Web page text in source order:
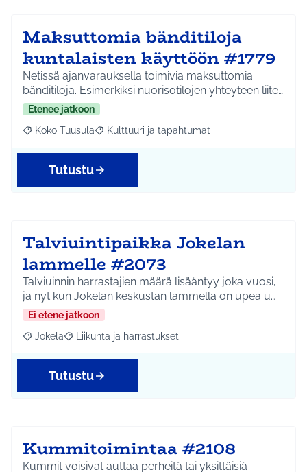
Maksuttomia bänditiloja
kuntalaisten käyttöön #1779
Netissä ajanvarauksella toimivia maksuttomia
bänditiloja. Esimerkiksi nuorisotilojen yhteyteen liite…
Etenee jatkoon
Rajaa tulokset aihepiirin mukaan: Koko Tuusula
Koko Tuusula Rajaa tulokset teeman mukaan: Kulttuuri ja
Kulttuuri ja tapahtumat
Tutustu
Talviuintipaikka Jokelan
lammelle #2073
Talviuinnin harrastajien määrä lisääntyy joka vuosi,
ja nyt kun Jokelan keskustan lammella on upea u…
Ei etene jatkoon
Rajaa tulokset aihepiirin mukaan: Jokela
Jokela Rajaa tulokset teeman mukaan: Liikunta ja
Liikunta ja harrastukset
Tutustu
Kummitoimintaa #2108
Kummit voisivat auttaa perheitä tai yksittäisiä